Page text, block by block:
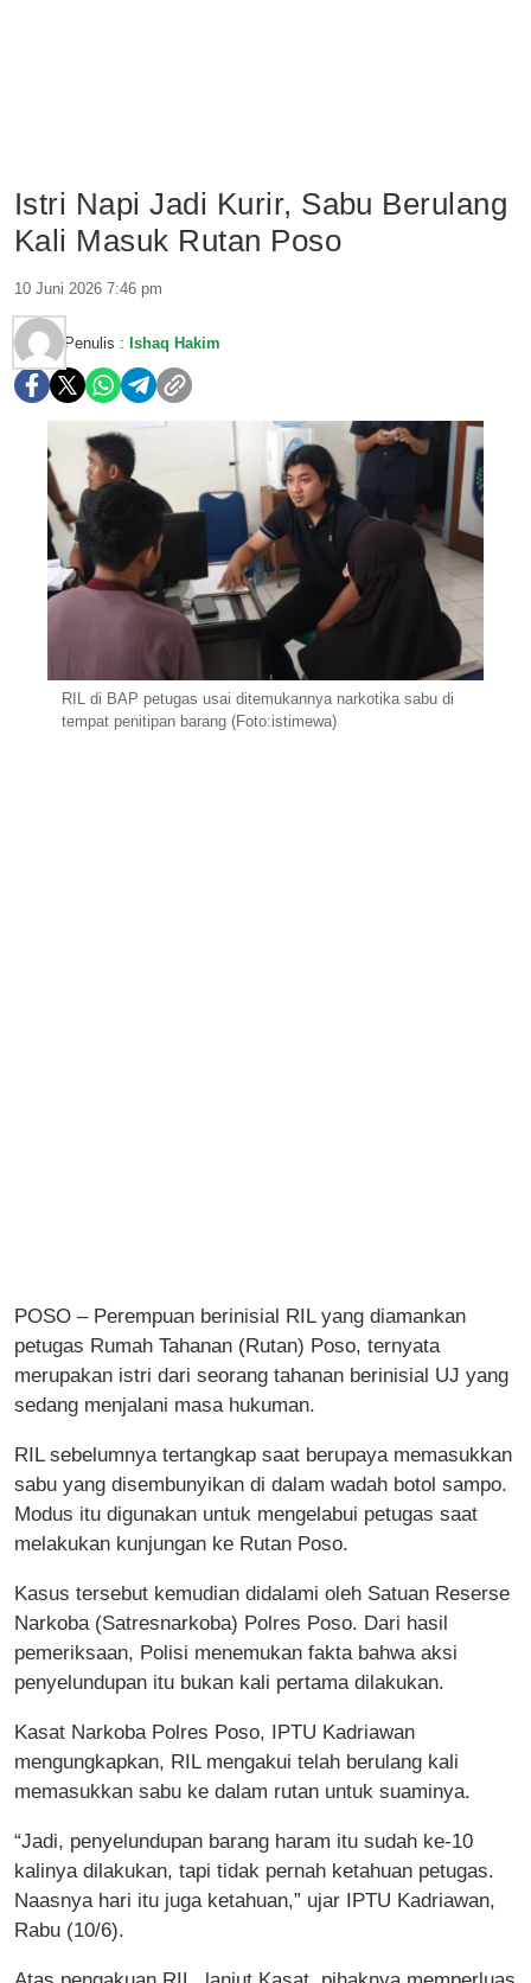
Istri Napi Jadi Kurir, Sabu Berulang
Kali Masuk Rutan Poso
10 Juni 2026 7:46 pm
Penulis : Ishaq Hakim
RIL di BAP petugas usai ditemukannya narkotika sabu di
tempat penitipan barang (Foto:istimewa)
POSO – Perempuan berinisial RIL yang diamankan
petugas Rumah Tahanan (Rutan) Poso, ternyata
merupakan istri dari seorang tahanan berinisial UJ yang
sedang menjalani masa hukuman.
RIL sebelumnya tertangkap saat berupaya memasukkan
sabu yang disembunyikan di dalam wadah botol sampo.
Modus itu digunakan untuk mengelabui petugas saat
melakukan kunjungan ke Rutan Poso.
Kasus tersebut kemudian didalami oleh Satuan Reserse
Narkoba (Satresnarkoba) Polres Poso. Dari hasil
pemeriksaan, Polisi menemukan fakta bahwa aksi
penyelundupan itu bukan kali pertama dilakukan.
Kasat Narkoba Polres Poso, IPTU Kadriawan
mengungkapkan, RIL mengakui telah berulang kali
memasukkan sabu ke dalam rutan untuk suaminya.
“Jadi, penyelundupan barang haram itu sudah ke-10
kalinya dilakukan, tapi tidak pernah ketahuan petugas.
Naasnya hari itu juga ketahuan,” ujar IPTU Kadriawan,
Rabu (10/6).